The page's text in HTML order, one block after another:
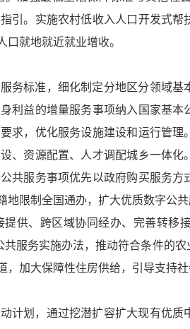
引。实施农村低收入人口开发式
就地就近就业增收。
务标准，细化制定分地区分领域基
利益的增量服务事项纳入国家基
求，优化服务设施建设和运行管
、资源配置、人才调配城乡一体
共服务事项优先以政府购买服务方
限制全国通办，扩大优质数字公共
供、跨区域协同经办、完善转移
服务实施办法，推动符合条件的
加大保障性住房供给，引导支持社
计划，通过挖潜扩容扩大现有优